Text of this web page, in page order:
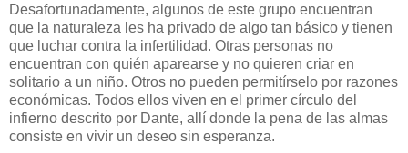
Desafortunadamente, algunos de este grupo encuentran
que la naturaleza les ha privado de algo tan básico y tienen
que luchar contra la infertilidad. Otras personas no
encuentran con quién aparearse y no quieren criar en
solitario a un niño. Otros no pueden permitírselo por razones
económicas. Todos ellos viven en el primer círculo del
infierno descrito por Dante, allí donde la pena de las almas
consiste en vivir un deseo sin esperanza.